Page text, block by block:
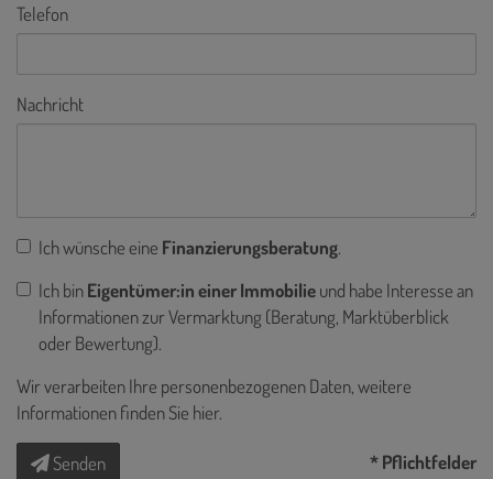
Telefon
Nachricht
Ich wünsche eine Finanzierungsberatung.
Ich binEigentümer:in einer Immobilieund habe Interesse an
Informationen zur Vermarktung (Beratung, Marktüberblick
oder Bewertung).
Wir verarbeiten Ihre personenbezogenen Daten, weitere
Informationen finden Sie hier.
Senden * Pflichtfelder